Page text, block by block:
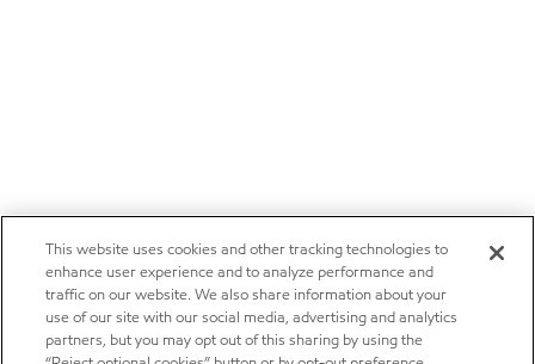
This website uses cookies and other tracking technologies to
enhance user experience and to analyze performance and
traffic on our website. We also share information about your
use of our site with our social media, advertising and analytics
partners, but you may opt out of this sharing by using the